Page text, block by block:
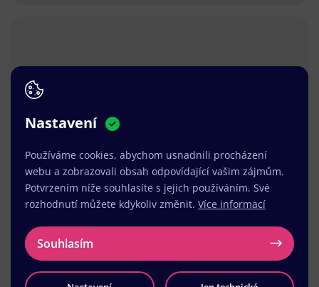
Nastavení
Používáme cookies, abychom usnadnili procházení
webu a zobrazovali obsah odpovídající vašim zájmům.
Potvrzením níže souhlasíte s jejich používáním. Své
rozhodnutí můžete kdykoliv změnit. Více informací
Souhlasím